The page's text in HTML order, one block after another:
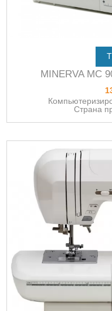
MINERVA
Страна